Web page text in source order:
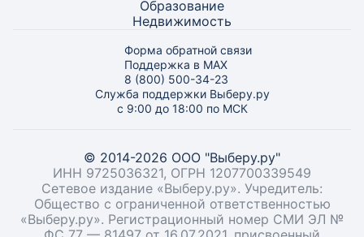
Образование
Недвижимость
Форма обратной связи
Поддержка в MAX
8 (800) 500-34-23
Служба поддержки Выберу.ру
с 9:00 до 18:00 по МСК
© 2014-2026 ООО "Выберу.ру"
ИНН 9725036321, ОГРН 1207700339549
Сетевое издание «Выберу.ру». Учредитель:
Общество с ограниченной ответственностью
«Выберу.ру». Регистрационный номер СМИ ЭЛ №